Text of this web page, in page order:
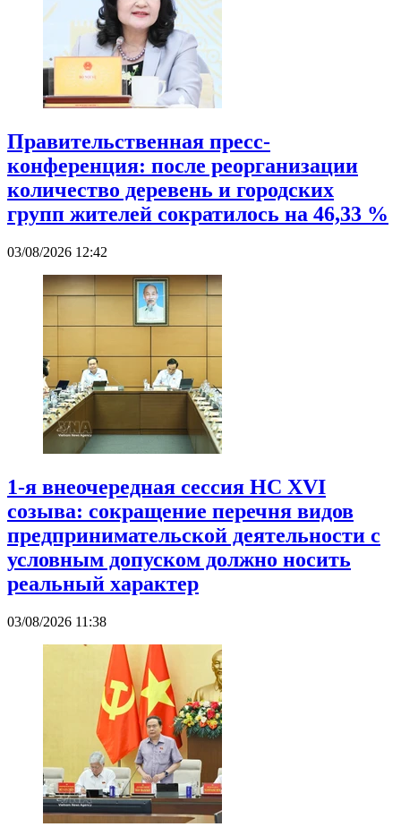
Правительственная пресс-
конференция: после реорганизации
количество деревень и городских
групп жителей сократилось на 46,33 %
03/08/2026 12:42
1-я внеочередная сессия НС XVI
созыва: сокращение перечня видов
предпринимательской деятельности с
условным допуском должно носить
реальный характер
03/08/2026 11:38